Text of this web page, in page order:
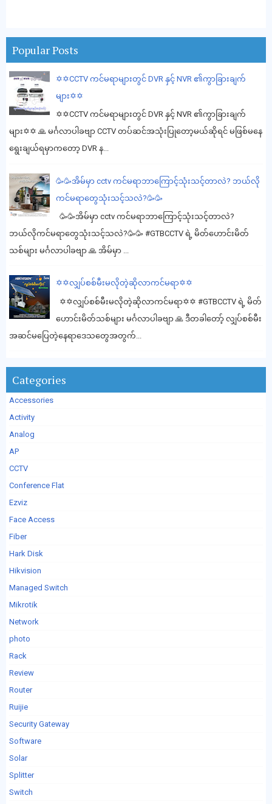
Popular Posts
✡️✡️CCTV ကင်မရာများတွင် DVR နှင့် NVR ၏ကွာခြားချက်
များ✡️✡️
✡️✡️CCTV ကင်မရာများတွင် DVR နှင့် NVR ၏ကွာခြားချက်
များ✡️✡️ 🙏 မင်္ဂလာပါခဗျာ CCTV တပ်ဆင်အသုံးပြုတော့မယ်ဆိုရင် မဖြစ်မနေ
ရွေးချယ်ရမှာကတော့ DVR န...
🥳🥳အိမ်မှာ cctv ကင်မရာဘာကြောင့်သုံးသင့်တာလဲ? ဘယ်လို
ကင်မရာတွေသုံးသင့်သလဲ?🥳🥳
🥳🥳အိမ်မှာ cctv ကင်မရာဘာကြောင့်သုံးသင့်တာလဲ?
ဘယ်လိုကင်မရာတွေသုံးသင့်သလဲ?🥳🥳 #GTBCCTV ရဲ့ မိတ်ဟောင်းမိတ်
သစ်များ မင်္ဂလာပါခဗျာ 🙏 အိမ်မှာ ...
✡️✡️လျှပ်စစ်မီးမလိုတဲ့ဆိုလာကင်မရာ✡️✡️
✡️✡️လျှပ်စစ်မီးမလိုတဲ့ဆိုလာကင်မရာ✡️✡️ #GTBCCTV ရဲ့ မိတ်
ဟောင်းမိတ်သစ်များ မင်္ဂလာပါခဗျာ 🙏 ဒီတခါတော့် လျှပ်စစ်မီး
အဆင်မပြေတဲ့နေရာဒေသတွေအတွက်...
Categories
Accessories
Activity
Analog
AP
CCTV
Conference Flat
Ezviz
Face Access
Fiber
Hark Disk
Hikvision
Managed Switch
Mikrotik
Network
photo
Rack
Review
Router
Ruijie
Security Gateway
Software
Solar
Splitter
Switch